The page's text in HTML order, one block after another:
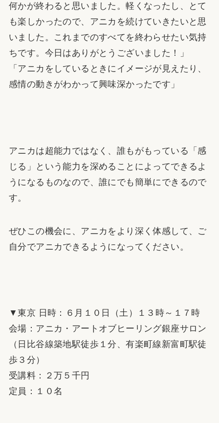
何かが終わると思いました。軽くなったし、とて
も楽しかったので、アニカを続けていきたいと思
いました。これまでのすべてを終わらせたい気持
ちです。今日はありがとうございました！」
「アニカをしているときにイメージが見えたり、
感情の動きがわかって興味深かったです」
アニカは超能力ではなく、誰もがもっている「感
じる」という能力を深めることによってできるよ
うになるものなので、誰にでも簡単にできるので
す。
ぜひこの機会に、アニカをより深く体感して、ご
自分でアニカできるようになってください。
▼東京 日時：６月１０日（土）１３時～１７時
会場：アニカ・アートオブヒーリング銀座サロン
（日比谷線築地駅徒歩１分、有楽町線新富町駅徒
歩３分）
受講料：２万５千円
定員：１０名